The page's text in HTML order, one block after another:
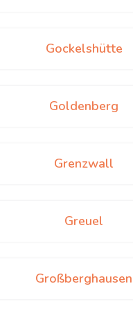
Gockelshütte
Goldenberg
Grenzwall
Greuel
Großberghausen